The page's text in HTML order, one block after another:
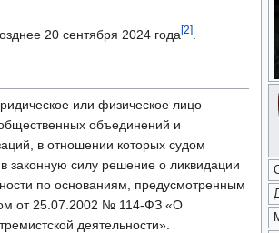
20 сентября 2024 года[2].
или физическое лицо
объединений и
в отношении которых судом
законную силу решение о ликвидации
по основаниям, предусмотренным
от 25.07.2002 № 114-ФЗ «О
деятельности».